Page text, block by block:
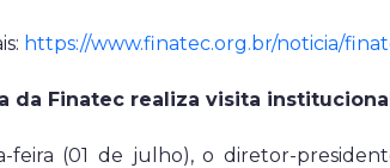
https://www.finatec.org.br/noticia/
da Finatec realiza visita
feira (01 de julho), o diretor-